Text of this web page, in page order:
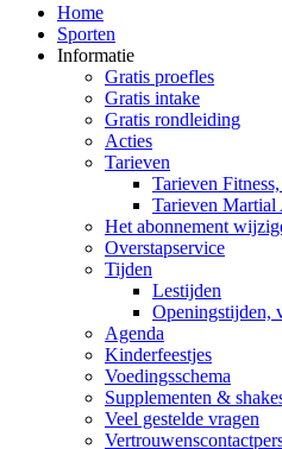
Home
Sporten
Informatie
Gratis proefles
Gratis intake
Gratis rondleiding
Acties
Tarieven
Tarieven
Tarieven Martial
Het abonnement
Overstapservice
Tijden
Lestijden
Openingstijden,
Agenda
Kinderfeestjes
Voedingsschema
Supplementen &
Veel gestelde vragen